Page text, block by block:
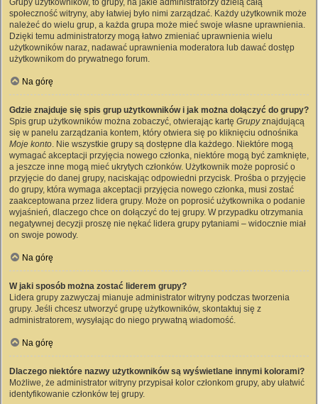
Grupy użytkowników, to grupy, na jakie administratorzy dzielą całą
społeczność witryny, aby łatwiej było nimi zarządzać. Każdy użytkownik może
należeć do wielu grup, a każda grupa może mieć swoje własne uprawnienia.
Dzięki temu administratorzy mogą łatwo zmieniać uprawnienia wielu
użytkowników naraz, nadawać uprawnienia moderatora lub dawać dostęp
użytkownikom do prywatnego forum.
Na górę
Gdzie znajduje się spis grup użytkowników i jak można dołączyć do grupy?
Spis grup użytkowników można zobaczyć, otwierając kartę Grupyznajdującą
się w panelu zarządzania kontem, który otwiera się po kliknięciu odnośnika
Moje konto. Nie wszystkie grupy są dostępne dla każdego. Niektóre mogą
wymagać akceptacji przyjęcia nowego członka, niektóre mogą być zamknięte,
a jeszcze inne mogą mieć ukrytych członków. Użytkownik może poprosić o
przyjęcie do danej grupy, naciskając odpowiedni przycisk. Prośba o przyjęcie
do grupy, która wymaga akceptacji przyjęcia nowego członka, musi zostać
zaakceptowana przez lidera grupy. Może on poprosić użytkownika o podanie
wyjaśnień, dlaczego chce on dołączyć do tej grupy. W przypadku otrzymania
negatywnej decyzji proszę nie nękać lidera grupy pytaniami – widocznie miał
on swoje powody.
Na górę
W jaki sposób można zostać liderem grupy?
Lidera grupy zazwyczaj mianuje administrator witryny podczas tworzenia
grupy. Jeśli chcesz utworzyć grupę użytkowników, skontaktuj się z
administratorem, wysyłając do niego prywatną wiadomość.
Na górę
Dlaczego niektóre nazwy użytkowników są wyświetlane innymi kolorami?
Możliwe, że administrator witryny przypisał kolor członkom grupy, aby ułatwić
identyfikowanie członków tej grupy.